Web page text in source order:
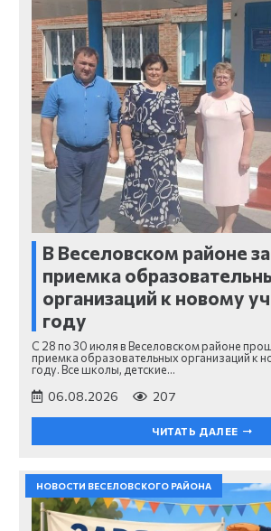
В Веселовском районе
приемка
организаций к новому
году
С 28 по 30 июля в Веселовском районе
приемка образовательных организаций к
году. Все школы, детские…
06.08.2026 207
ЧИТАТЬ ДАЛЕЕ
НОВОСТИ ВЕСЕЛОВСКОГО РАЙОНА